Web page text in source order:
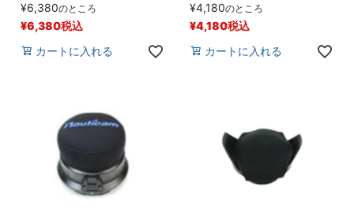
¥6,380のところ
¥6,380税込
カートに入れる
¥4,180のところ
¥4,180税込
カートに入れる